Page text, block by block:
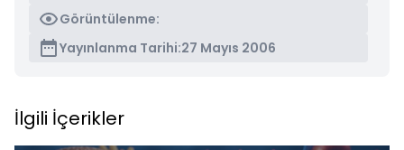
Görüntülenme:
Yayınlanma Tarihi:27 Mayıs 2006
İlgili İçerikler